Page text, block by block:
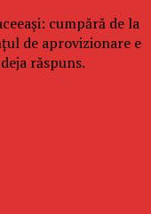
cumpără de la
de aprovizionare e
răspuns.